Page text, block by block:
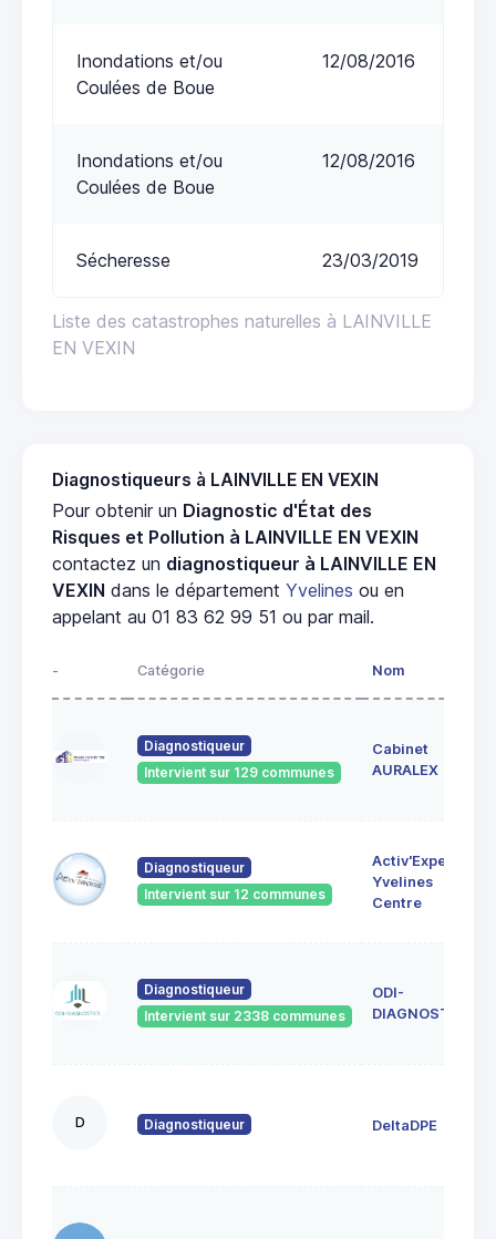
Liste des catastrophes naturelles à LAINVILLE
EN VEXIN
Inondations et/ou
Coulées de Boue
12/08/2016
Inondations et/ou
Coulées de Boue
12/08/2016
Sécheresse 23/03/2019
Diagnostiqueurs à LAINVILLE EN VEXIN
Pour obtenir un Diagnostic d'État des
Risques et Pollution à LAINVILLE EN VEXIN
contactez un diagnostiqueur à LAINVILLE EN
VEXIN dans le département Yvelines ou en
appelant au 01 83 62 99 51 ou par mail.
- Catégorie Nom
Diagnostiqueur
Intervient sur 129 communes
Cabinet
AURALEX
Diagnostiqueur
Intervient sur 12 communes
Activ'Expertise
Yvelines
Centre
Diagnostiqueur
Intervient sur 2338 communes
ODI-
DIAGNOSTICS
D Diagnostiqueur DeltaDPE